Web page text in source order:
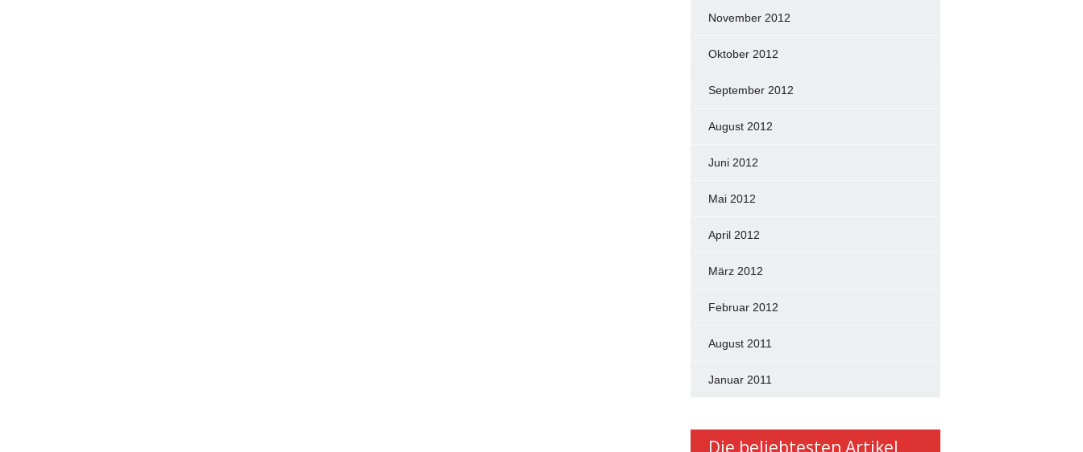
November 2012
Oktober 2012
September 2012
August 2012
Juni 2012
Mai 2012
April 2012
März 2012
Februar 2012
August 2011
Januar 2011
Die beliebtesten Artikel